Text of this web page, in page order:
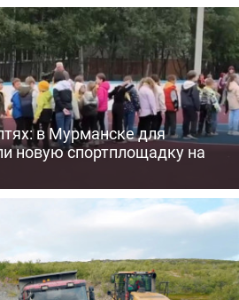
в Мурманске для
новую спортплощадку на